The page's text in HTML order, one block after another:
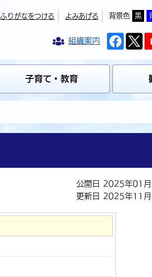
ふりがなをつける よみあげる 背景色 黒
組織案内
子育て・教育
公開日 2025年01
更新日 2025年11